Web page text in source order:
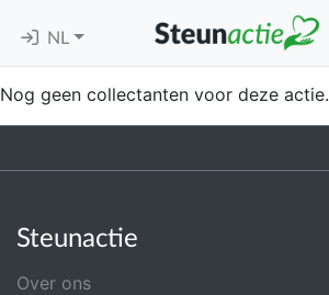
NL
Nog geen collectanten voor deze actie.
Steunactie
Over ons